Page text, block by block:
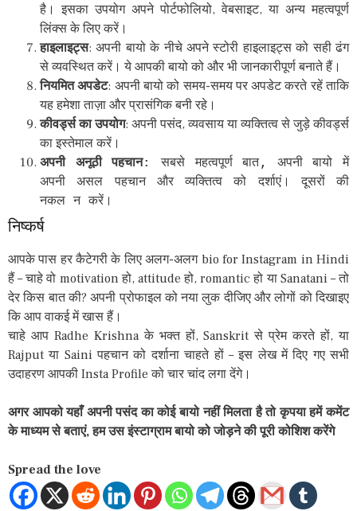
है। इसका उपयोग अपने पोर्टफोलियो, वेबसाइट, या अन्य महत्वपूर्ण
लिंक्स के लिए करें।
हाइलाइट्स: अपनी बायो के नीचे अपने स्टोरी हाइलाइट्स को सही ढंग
से व्यवस्थित करें। ये आपकी बायो को और भी जानकारीपूर्ण बनाते हैं।
नियमित अपडेट: अपनी बायो को समय-समय पर अपडेट करते रहें ताकि
यह हमेशा ताज़ा और प्रासंगिक बनी रहे।
कीवर्ड्स का उपयोग: अपनी पसंद, व्यवसाय या व्यक्तित्व से जुड़े कीवर्ड्स
का इस्तेमाल करें।
अपनी अनूठी पहचान: सबसे महत्वपूर्ण बात, अपनी बायो में
अपनी असल पहचान और व्यक्तित्व को दर्शाएं। दूसरों की
नकल न करें।
निष्कर्ष
आपके पास हर कैटेगरी के लिए अलग-अलग bio for Instagram in Hindi
हैं – चाहे वो motivation हो, attitude हो, romantic हो या Sanatani – तो
देर किस बात की? अपनी प्रोफाइल को नया लुक दीजिए और लोगों को दिखाइए
कि आप वाकई में खास हैं।
चाहे आप Radhe Krishna के भक्त हों, Sanskrit से प्रेम करते हों, या
Rajput या Saini पहचान को दर्शाना चाहते हों – इस लेख में दिए गए सभी
उदाहरण आपकी Insta Profile को चार चांद लगा देंगे।
अगर आपको यहाँ अपनी पसंद का कोई बायो नहीं मिलता है तो कृपया हमें कमेंट
के माध्यम से बताएं, हम उस इंस्टाग्राम बायो को जोड़ने की पूरी कोशिश करेंगे
Spread the love